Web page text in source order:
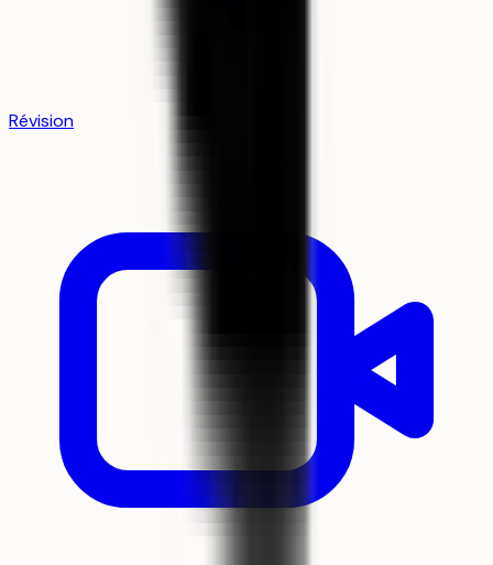
Révision